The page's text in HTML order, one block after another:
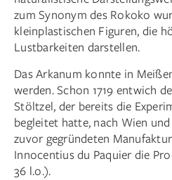
zum Synonym des Rokoko
kleinplastischen Figuren, die
Lustbarkeiten darstellen.
Das Arkanum konnte in
werden. Schon 1719 entwich
Stöltzel, der bereits die
begleitet hatte, nach Wien
zuvor gegründeten
Innocentius du Paquier die
36 l.o.).